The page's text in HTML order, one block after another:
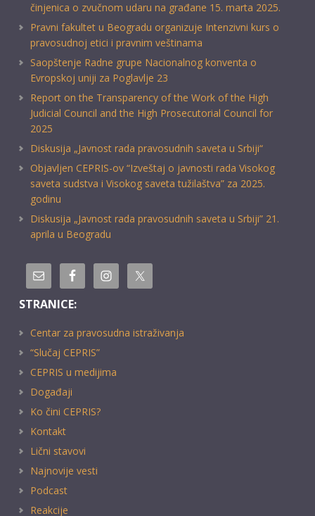
činjenica o zvučnom udaru na građane 15. marta 2025.
Pravni fakultet u Beogradu organizuje Intenzivni kurs o
pravosudnoj etici i pravnim veštinama
Saopštenje Radne grupe Nacionalnog konventa o
Evropskoj uniji za Poglavlje 23
Report on the Transparency of the Work of the High
Judicial Council and the High Prosecutorial Council for
2025
Diskusija „Javnost rada pravosudnih saveta u Srbiji“
Objavljen CEPRIS-ov “Izveštaj o javnosti rada Visokog
saveta sudstva i Visokog saveta tužilaštva” za 2025.
godinu
Diskusija „Javnost rada pravosudnih saveta u Srbiji” 21.
aprila u Beogradu
STRANICE:
Centar za pravosudna istraživanja
“Slučaj CEPRIS”
CEPRIS u medijima
Događaji
Ko čini CEPRIS?
Kontakt
Lični stavovi
Najnovije vesti
Podcast
Reakcije